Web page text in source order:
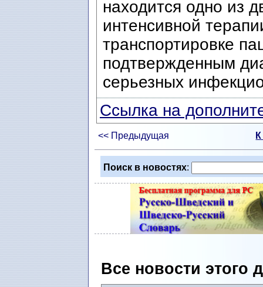
находится одно из
интенсивной
транспортировке
подтвержденным
серьезных
Ссылка на
<< Предыдущая
Поиск в новостях:
Все новости этого